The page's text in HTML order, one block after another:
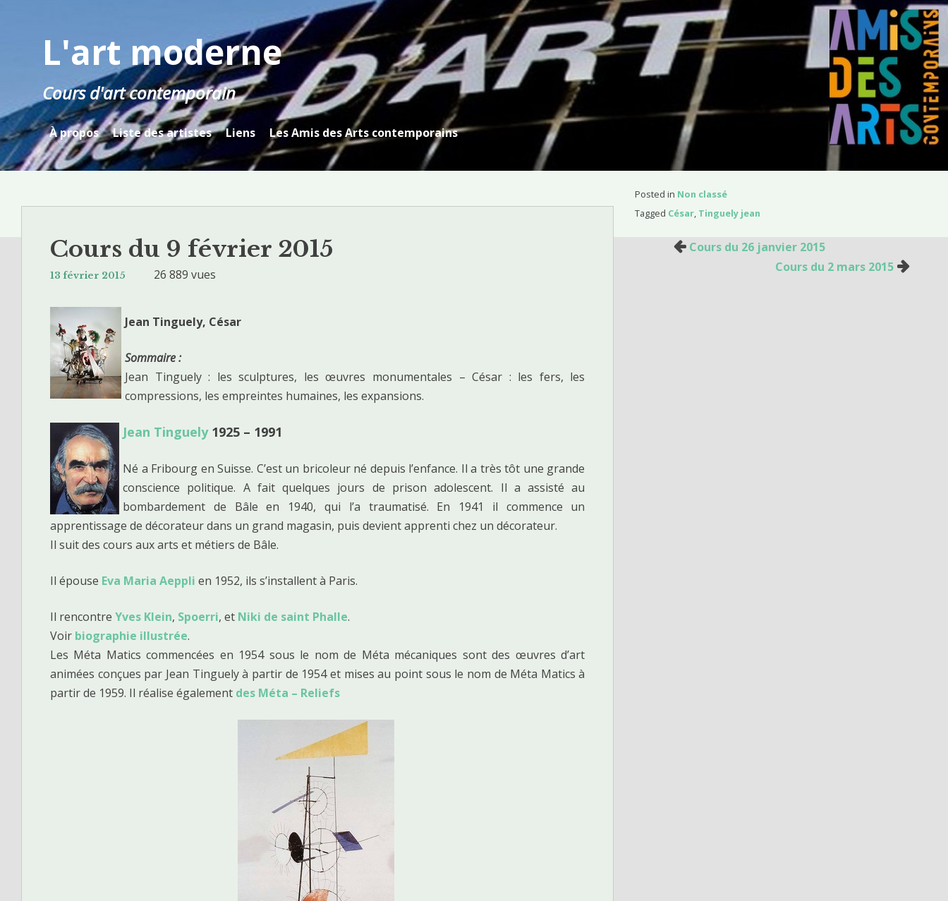
L'art moderne
Cours d'art contemporain
À propos Liste des artistes Liens Les Amis des Arts contemporains
Cours du 9 février 2015
13 février 2015 26 889 vues
Jean Tinguely, César
Sommaire :
Jean Tinguely : les sculptures, les œuvres monumentales – César : les fers, les
compressions, les empreintes humaines, les expansions.
Jean Tinguely1925 – 1991
Né a Fribourg en Suisse. C’est un bricoleur né depuis l’enfance. Il a très tôt une grande
conscience politique. A fait quelques jours de prison adolescent. Il a assisté au
bombardement de Bâle en 1940, qui l’a traumatisé. En 1941 il commence un
apprentissage de décorateur dans un grand magasin, puis devient apprenti chez un décorateur.
Il suit des cours aux arts et métiers de Bâle.
Il épouse Eva Maria Aeppli en 1952, ils s’installent à Paris.
Il rencontre Yves Klein, Spoerri, et Niki de saint Phalle.
Voir biographie illustrée.
Les Méta Matics commencées en 1954 sous le nom de Méta mécaniques sont des œuvres d’art
animées conçues par Jean Tinguely à partir de 1954 et mises au point sous le nom de Méta Matics à
partir de 1959. Il réalise également des Méta – Reliefs
Posted in Non classé
Tagged César, Tinguely jean
Cours du 26 janvier 2015
Cours du 2 mars 2015